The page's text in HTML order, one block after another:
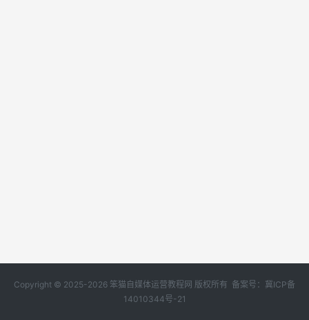
Copyright © 2025-2026 笨猫自媒体运营教程网 版权所有 备案号： 冀ICP备
14010344号-21